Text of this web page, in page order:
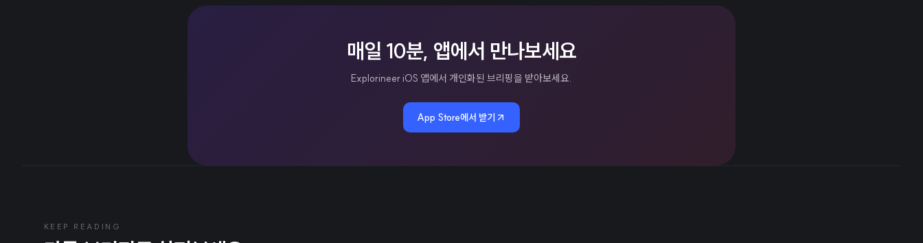
매일 10분, 앱에서 만나보세요
Explorineer iOS 앱에서 개인화된 브리핑을 받아보세요.
App Store에서 받기
KEEP READING